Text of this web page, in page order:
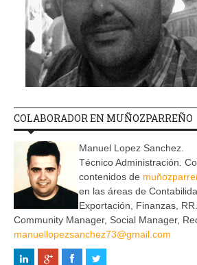
COLABORADOR EN MUÑOZPARREÑO
Manuel Lopez Sanchez.
Técnico Administración.
contenidos de
en las áreas de
Exportación, Finanzas,
Community Manager, Social Manager,
manuellopezsanchez73@gmail.com